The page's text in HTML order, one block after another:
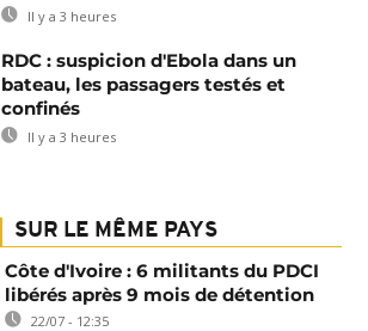
Il y a 3 heures
RDC : suspicion d'Ebola dans un
bateau, les passagers testés et
confinés
Il y a 3 heures
SUR LE MÊME PAYS
Côte d'Ivoire : 6 militants du PDCI
libérés après 9 mois de détention
22/07 - 12:35